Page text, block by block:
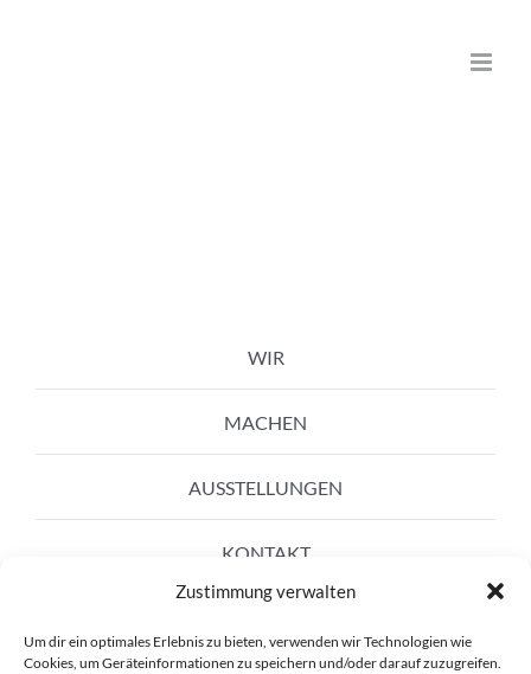
Zustimmung verwalten
Um dir ein optimales Erlebnis zu bieten, verwenden wir Technologien wie
Cookies, um Geräteinformationen zu speichern und/oder darauf zuzugreifen.
WIR
MACHEN
AUSSTELLUNGEN
KONTAKT